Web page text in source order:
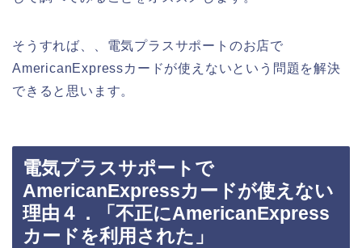
そうすれば、、電気プラスサポートのお店で
AmericanExpressカードが使えないという問題を解決
できると思います。
電気プラスサポートで
AmericanExpressカードが使えない
理由４．「不正にAmericanExpress
カードを利用された」